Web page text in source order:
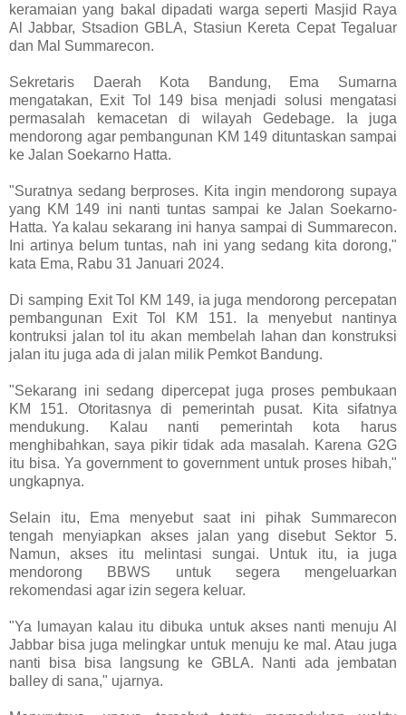
keramaian yang bakal dipadati warga seperti Masjid Raya
Al Jabbar, Stsadion GBLA, Stasiun Kereta Cepat Tegaluar
dan Mal Summarecon.
Sekretaris Daerah Kota Bandung, Ema Sumarna
mengatakan, Exit Tol 149 bisa menjadi solusi mengatasi
permasalah kemacetan di wilayah Gedebage. Ia juga
mendorong agar pembangunan KM 149 dituntaskan sampai
ke Jalan Soekarno Hatta.
"Suratnya sedang berproses. Kita ingin mendorong supaya
yang KM 149 ini nanti tuntas sampai ke Jalan Soekarno-
Hatta. Ya kalau sekarang ini hanya sampai di Summarecon.
Ini artinya belum tuntas, nah ini yang sedang kita dorong,"
kata Ema, Rabu 31 Januari 2024.
Di samping Exit Tol KM 149, ia juga mendorong percepatan
pembangunan Exit Tol KM 151. Ia menyebut nantinya
kontruksi jalan tol itu akan membelah lahan dan konstruksi
jalan itu juga ada di jalan milik Pemkot Bandung.
"Sekarang ini sedang dipercepat juga proses pembukaan
KM 151. Otoritasnya di pemerintah pusat. Kita sifatnya
mendukung. Kalau nanti pemerintah kota harus
menghibahkan, saya pikir tidak ada masalah. Karena G2G
itu bisa. Ya government to government untuk proses hibah,"
ungkapnya.
Selain itu, Ema menyebut saat ini pihak Summarecon
tengah menyiapkan akses jalan yang disebut Sektor 5.
Namun, akses itu melintasi sungai. Untuk itu, ia juga
mendorong BBWS untuk segera mengeluarkan
rekomendasi agar izin segera keluar.
"Ya lumayan kalau itu dibuka untuk akses nanti menuju Al
Jabbar bisa juga melingkar untuk menuju ke mal. Atau juga
nanti bisa bisa langsung ke GBLA. Nanti ada jembatan
balley di sana," ujarnya.